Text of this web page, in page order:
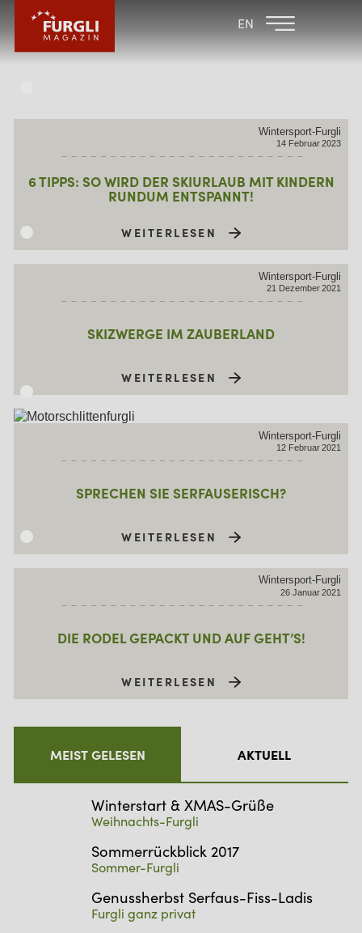
EN
FAMILIENHOTEL
FURGLER
KINDER
WINTER
Wintersport-Furgli
14 Februar 2023
6 TIPPS: SO WIRD DER SKIURLAUB MIT KINDERN
RUNDUM ENTSPANNT!
WEITERLESEN
Wintersport-Furgli
21 Dezember 2021
SKIZWERGE IM ZAUBERLAND
WEITERLESEN
Wintersport-Furgli
12 Februar 2021
SPRECHEN SIE SERFAUSERISCH?
WEITERLESEN
Wintersport-Furgli
26 Januar 2021
DIE RODEL GEPACKT UND AUF GEHT’S!
WEITERLESEN
MEIST GELESEN AKTUELL
Winterstart & XMAS-Grüße
Weihnachts-Furgli
Sommerrückblick 2017
Sommer-Furgli
Genussherbst Serfaus-Fiss-Ladis
Furgli ganz privat